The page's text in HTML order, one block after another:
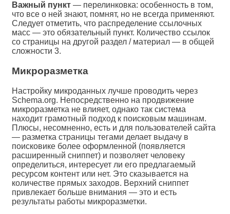
Важный пункт — перелинковка: особенность в том,
что все о ней знают, помнят, но не всегда применяют.
Следует отметить, что распределение ссылочных
масс — это обязательный пункт. Количество ссылок
со страницы на другой раздел / материал — в общей
сложности 3.
Микроразметка
Настройку микроданных лучше проводить через
Schema.org. Непосредственно на продвижение
микроразметка не влияет, однако так система
находит грамотный подход к поисковым машинам.
Плюсы, несомненно, есть и для пользователей сайта
— разметка страницы тегами делает выдачу в
поисковике более оформленной (появляется
расширенный сниппет) и позволяет человеку
определиться, интересует ли его предлагаемый
ресурсом контент или нет. Это сказывается на
количестве прямых заходов. Верхний сниппет
привлекает больше внимания — это и есть
результаты работы микроразметки.